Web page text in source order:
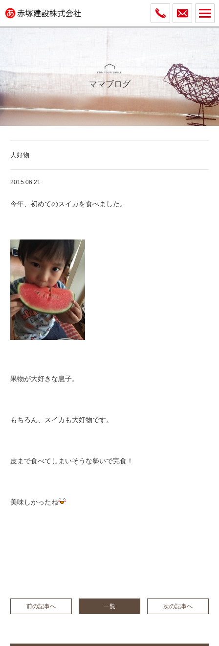
ママブログ
大好物
2015.06.21
今年、初めてのスイカを食べました。
果物が大好きな息子。
もちろん、スイカも大好物です。
皮まで食べてしまいそうな勢いで完食！
美味しかったね
前の記事へ 一覧 次の記事へ